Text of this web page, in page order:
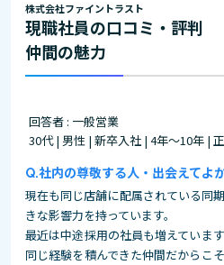
株式会社ファイントラスト
現職社員の口コミ・評判
仲間の魅力
回答者 : 一般営業
30代 | 男性 | 新卒入社 | 4年～10年 |
社内の尊敬する人・出会えてよ
現在も同じ店舗に配属されている同
きな影響力を持っています。
最近は中途採用の社員も増えていま
同じ経験を積んできた仲間だからこ